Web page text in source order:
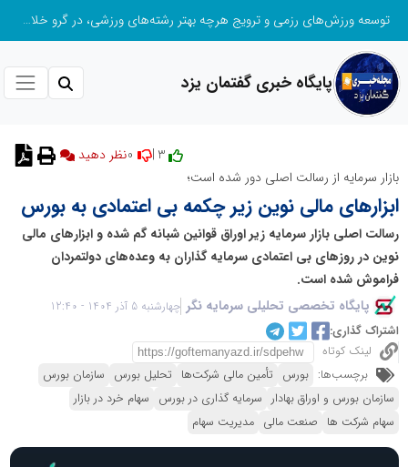
توسعه ورزش‌های رزمی و ترویج هرچه بهتر رشته‌های ورزشی، در گرو خلاقیت و نوآوری است
پایگاه خبری گفتمان یزد
3 |
نظر دهید
بازار سرمایه از رسالت اصلی دور شده است؛
ابزارهای مالی نوین زیر چکمه بی‌ اعتمادی به بورس
رسالت اصلی بازار سرمایه زیر اوراق قوانین شبانه گم شده و ابزارهای مالی
نوین در روزهای بی اعتمادی سرمایه گذاران به وعده‌های دولتمردان
فراموش شده است.
پایگاه تخصصی تحلیلی سرمایه نگر چهارشنبه 5 آذر 1404 - 12:40
اشتراک گذاری:
لینک کوتاه
برچسب‌ها: بورس تأمین مالی شرکت‌ها تحلیل بورس سازمان بورس
سازمان بورس و اوراق بهادار سرمایه گذاری در بورس سهام خرد در بازار
سهام شرکت ها صنعت مالی مدیریت سهام